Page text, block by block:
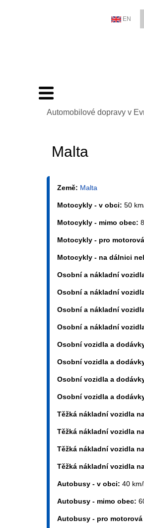
EN
Automobilové dopravy v
Malta
Země: Malta
Motocykly - v obci: 50
Motocykly - mimo obec:
Motocykly - pro
Motocykly - na dálnici
Osobní a nákladní
Osobní a nákladní
Osobní a nákladní
Osobní a nákladní
Osobní vozidla a
Osobní vozidla a
Osobní vozidla a
Osobní vozidla a
Těžká nákladní vozidla
Těžká nákladní vozidla
Těžká nákladní vozidla
Těžká nákladní vozidla
Autobusy - v obci: 40
Autobusy - mimo obec:
Autobusy - pro